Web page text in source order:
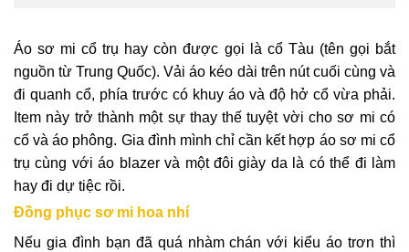
Áo sơ mi cổ trụ hay còn được gọi là cổ Tàu (tên gọi bắt
nguồn từ Trung Quốc). Vải áo kéo dài trên nút cuối cùng và
đi quanh cổ, phía trước có khuy áo và độ hở cổ vừa phải.
Item này trở thành một sự thay thế tuyệt vời cho sơ mi có
cổ và áo phông. Gia đình mình chỉ cần kết hợp áo sơ mi cổ
trụ cùng với áo blazer và một đôi giày da là có thể đi làm
hay đi dự tiệc rồi.
Đồng phục sơ mi hoa nhí
Nếu gia đình bạn đã quá nhàm chán với kiểu áo trơn thì